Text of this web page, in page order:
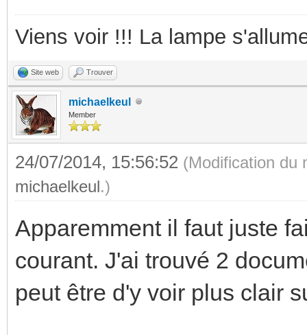
Viens voir !!! La lampe
Site web Trouver
michaelkeul
Member
24/07/2014, 15:56:52 (Modification du
michaelkeul.)
Apparemment il faut juste
courant. J'ai trouvé 2
peut être d'y voir plus clair